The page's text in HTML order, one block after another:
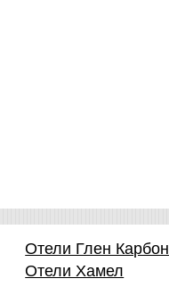
Отели Глен Карбон
Отели Хамел